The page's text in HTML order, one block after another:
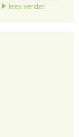
lees verder